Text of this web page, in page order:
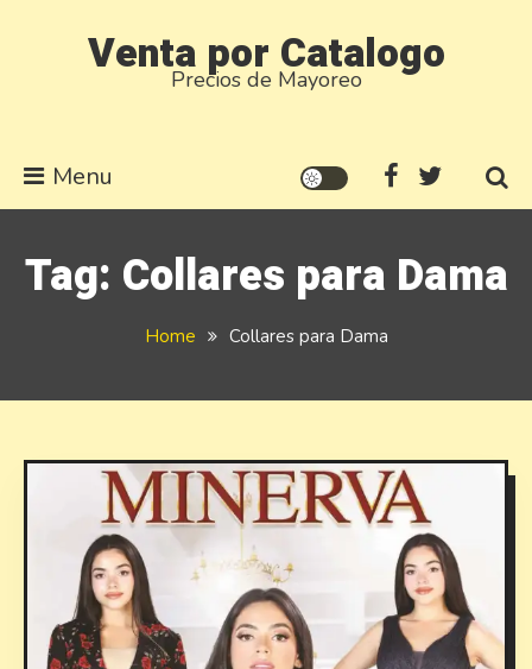
Venta por Catalogo
Precios de Mayoreo
Menu
Tag: Collares para Dama
Home Collares para Dama